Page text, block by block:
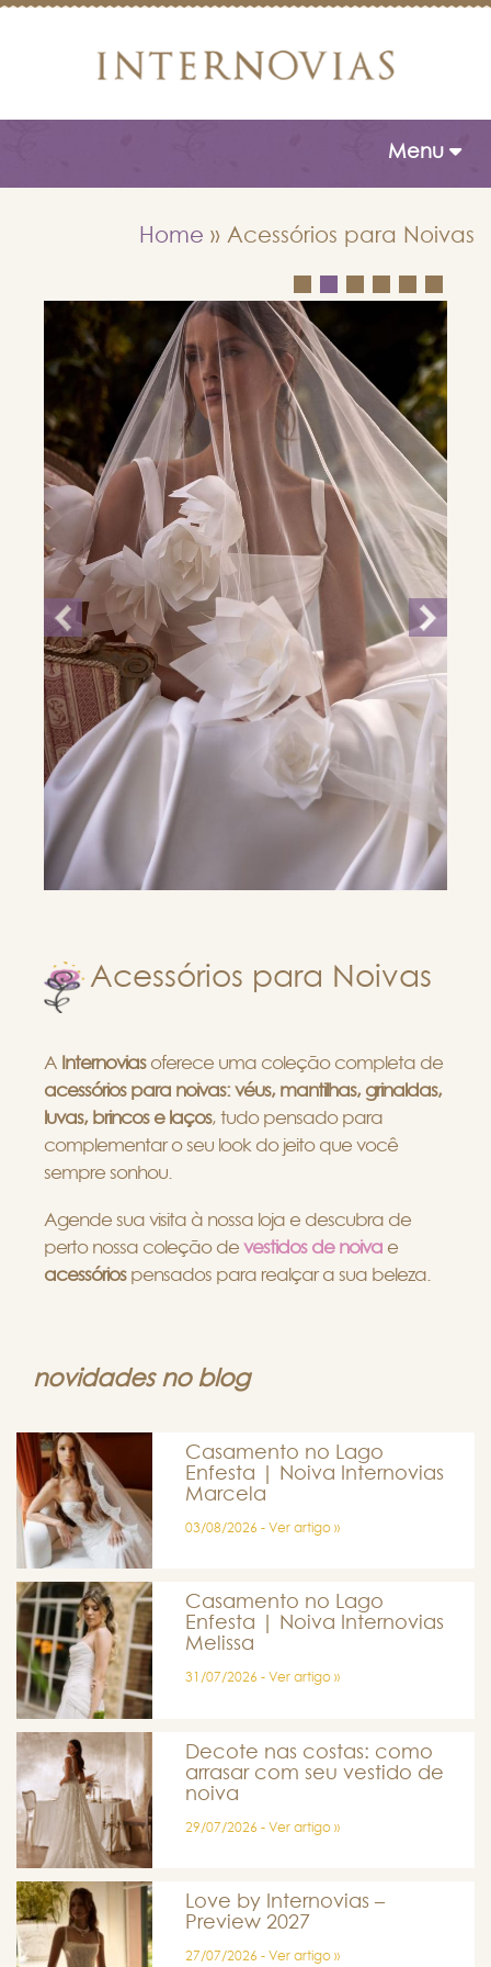
Toggle
Menu
Home » Acessórios para Noivas
Acessórios para Noivas
A Internoviasoferece uma coleção completa de
acessórios para noivas: véus, mantilhas, grinaldas,
luvas, brincos e laços, tudo pensado para
complementar o seu look do jeito que você
sempre sonhou.
Agende sua visita à nossa loja e descubra de
perto nossa coleção de vestidos de noiva e
acessóriospensados para realçar a sua beleza.
novidades no blog
Casamento no Lago
Enfesta | Noiva Internovias
Marcela
03/08/2026 - Ver artigo »
Casamento no Lago
Enfesta | Noiva Internovias
Melissa
31/07/2026 - Ver artigo »
Decote nas costas: como
arrasar com seu vestido de
noiva
29/07/2026 - Ver artigo »
Love by Internovias –
Preview 2027
27/07/2026 - Ver artigo »